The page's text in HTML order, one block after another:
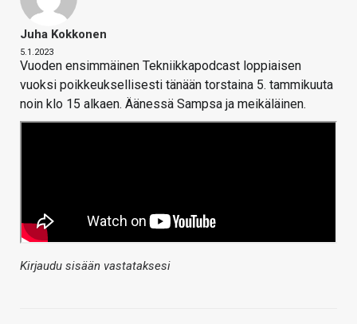
Juha Kokkonen
5.1.2023
Vuoden ensimmäinen Tekniikkapodcast loppiaisen
vuoksi poikkeuksellisesti tänään torstaina 5. tammikuuta
noin klo 15 alkaen. Äänessä Sampsa ja meikäläinen.
Kirjaudu sisään vastataksesi